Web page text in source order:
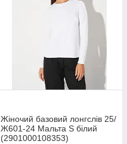
Жіночий базовий лонгслів 25/
Ж601-24 Мальта S білий
(2901000108353)